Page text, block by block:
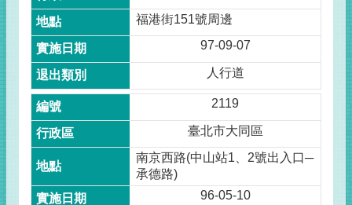
福港街151號周邊
97-09-07
人行道
2119
臺北市大同區
南京西路(中山站1、2號出入口─
承德路)
96-05-10